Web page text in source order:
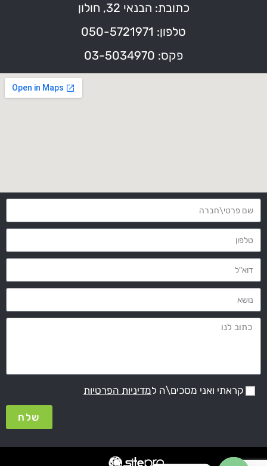
כתובת: הבנאי 32, חולון
טלפון: 050-5721971
פקס: 03-5034970
קראתי ואני מסכים\ה למדיניות הפרטיות
שלח